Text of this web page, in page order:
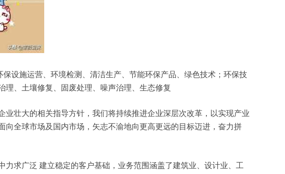
设施运营、环境检测、清洁生产、节能环保产品、绿色技术；环保技
、土壤修复、固废处理、噪声治理、生态修复
壮大的相关指导方针，我们将持续推进企业深层次改革，以实现产业
全球市场及国内市场，矢志不渝地向更高更远的目标迈进，奋力拼
求广泛 建立稳定的客户基础，业务范围涵盖了建筑业、设计业、工